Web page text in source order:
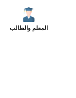
المعلم والطالب